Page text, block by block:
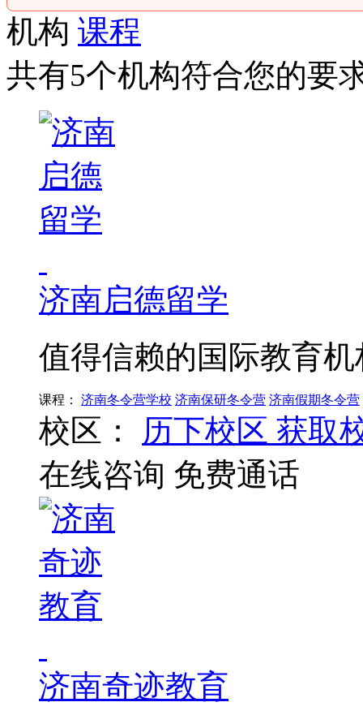
机构 课程
共有5个机构符合您的要
济南启德留学
值得信赖的国际教育机
课程： 济南冬令营学校 济南保研冬令营 济南假期冬令营
校区： 历下校区 获取
在线咨询 免费通话
济南奇迹教育